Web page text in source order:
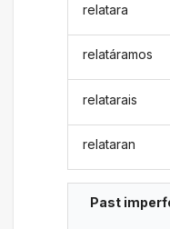
relatara
relatáramos
relatarais
relataran
Past